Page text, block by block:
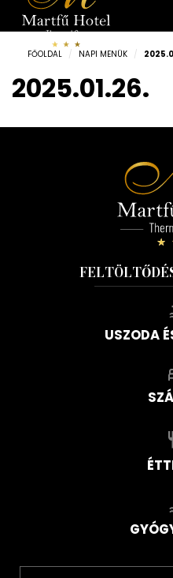
FŐOLDAL / NAPI MENÜK /
2025.01.26.
USZODA